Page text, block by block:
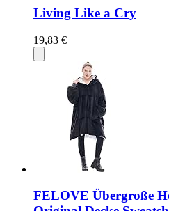
Living Like a Cry
19,83 €
FELOVE Übergroße